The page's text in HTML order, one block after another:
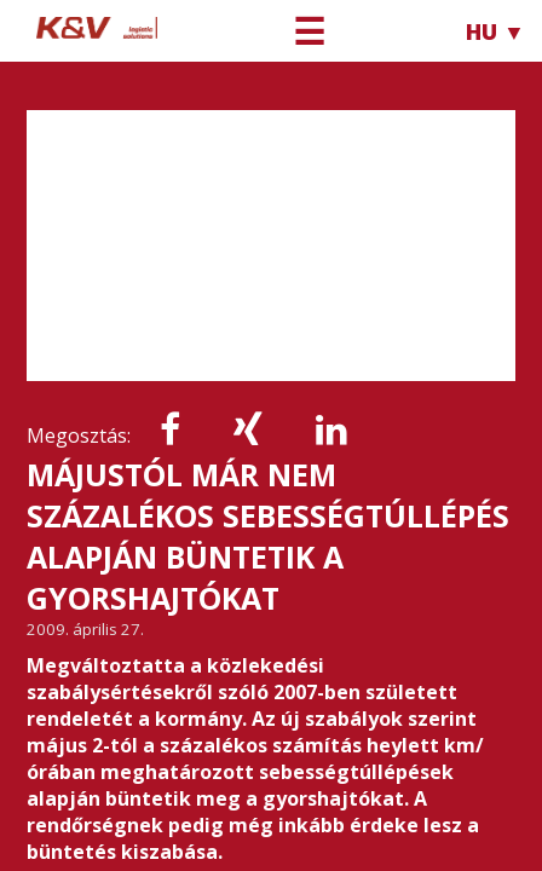
☰ HU ▼
Megosztás:
MÁJUSTÓL MÁR NEM
SZÁZALÉKOS SEBESSÉGTÚLLÉPÉS
ALAPJÁN BÜNTETIK A
GYORSHAJTÓKAT
2009. április 27.
Megváltoztatta a közlekedési
szabálysértésekről szóló 2007-ben született
rendeletét a kormány. Az új szabályok szerint
május 2-tól a százalékos számítás heylett km/
órában meghatározott sebességtúllépések
alapján büntetik meg a gyorshajtókat. A
rendőrségnek pedig még inkább érdeke lesz a
büntetés kiszabása.